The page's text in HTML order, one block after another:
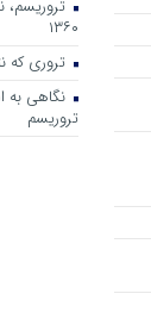
۱۳۶۰
تروری که
نگاهی به
تروریسم